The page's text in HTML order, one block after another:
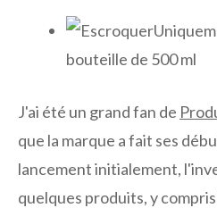
bouteille de 500 ml
J'ai été un grand fan de
que la marque a fait ses
lancement initialement,
quelques produits, y